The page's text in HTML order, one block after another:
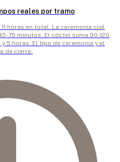
reales por tramo
horas en total. La ceremonia civil
75 minutos. El cóctel suma 90-120
5 horas. El tipo de ceremonia y el
de cierre.